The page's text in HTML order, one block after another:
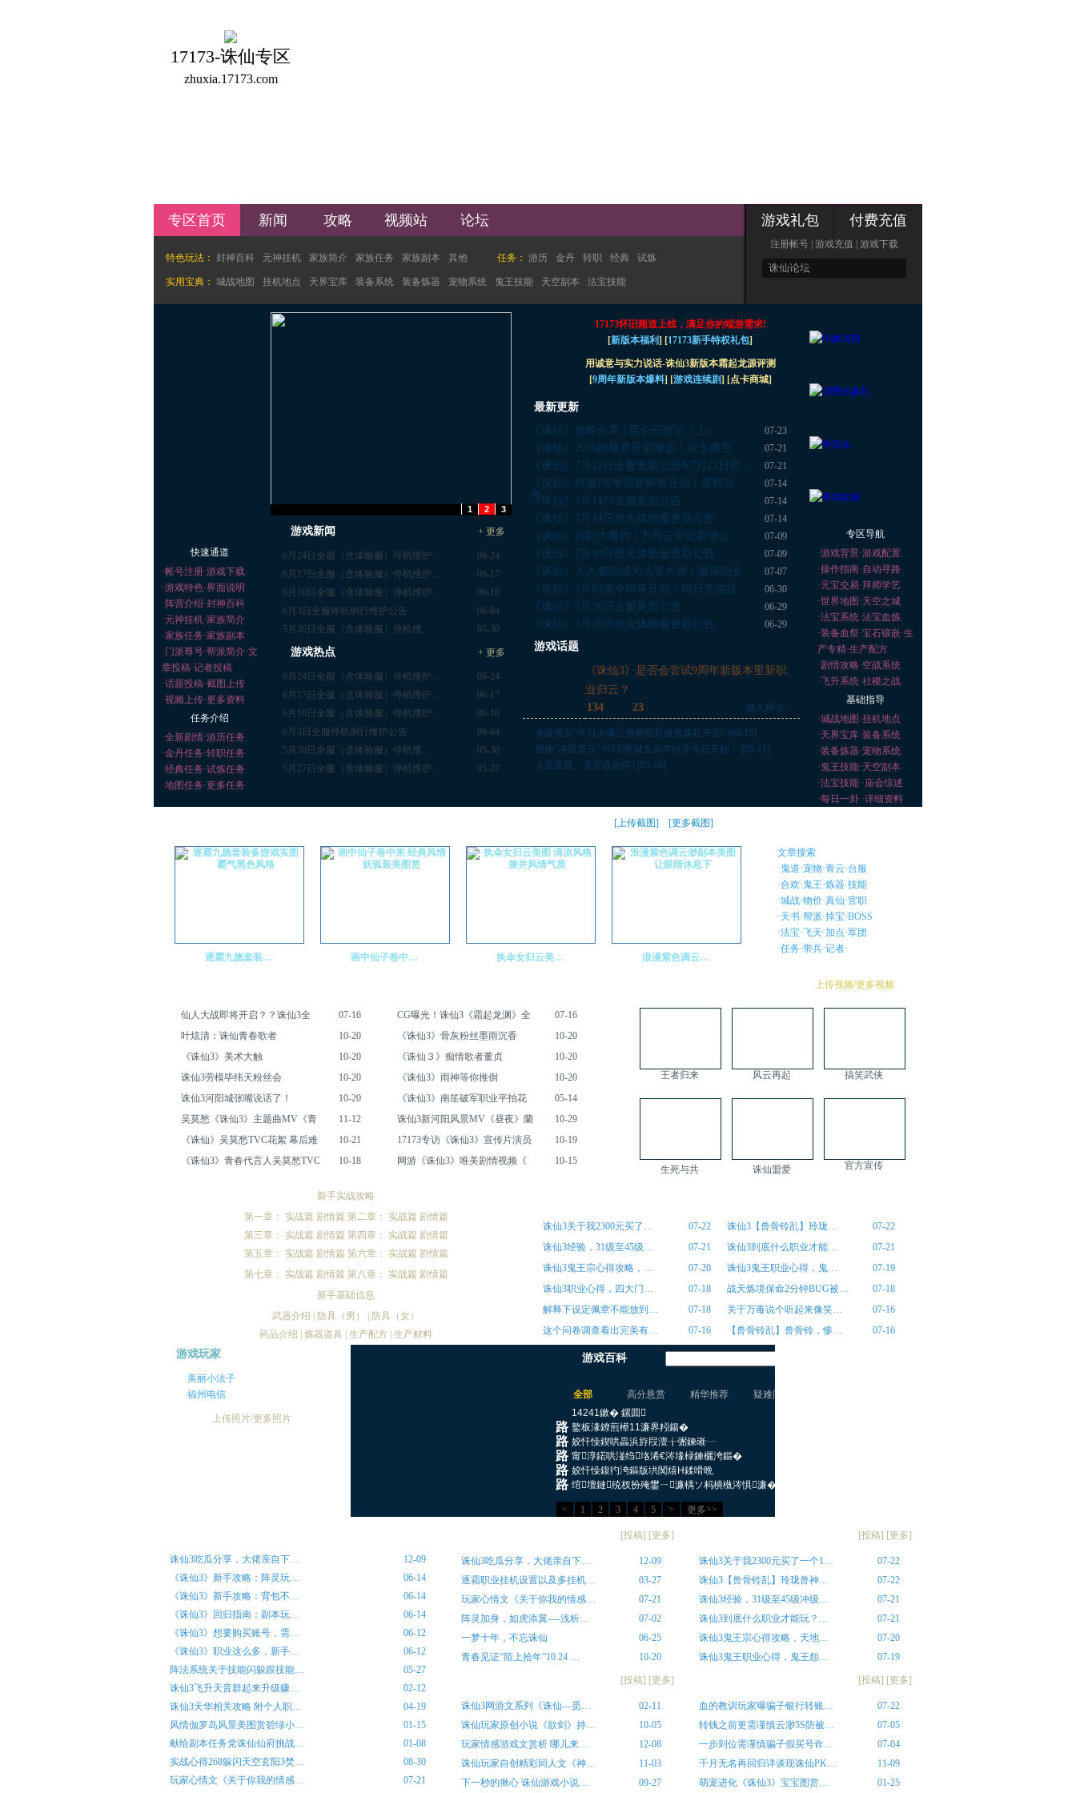
17173-诛仙专区
zhuxia.17173.com
专区首页 新闻 攻略 视频站 论坛
特色玩法： 封神百科 元神挂机 家族简介 家族任务 家族副本 其他 任务： 游历 金丹 转职 经典 试炼
实用宝典： 城战地图 挂机地点 天界宝库 装备系统 装备炼器 宠物系统 鬼王技能 天空副本 法宝技能
游戏礼包 付费充值
注册帐号 游戏充值 游戏下载
快速通道
·帐号注册·游戏下载
·游戏特色·界面说明
· 阵营介绍·封神百科
·元神挂机·家族简介
·家族任务·家族副本
·门派尊号·帮派简介·文
章投稿·记者投稿
·话题投稿·截图上传
·视频上传·更多资料
任务介绍
·全新剧情·游历任务
·金丹任务·转职任务
·经典任务·试炼任务
·地图任务·更多任务
1 2 3
游戏新闻 + 更多
06-24
6月24日全服（含体验服）停机维护…
06-17
6月17日全服（含体验服）停机维护…
06-10
6月10日全服（含体验服）停机维护…
06-04
6月3日全服停机例行维护公告
05-30
​5月30日全服（含体验服）停机维…
游戏热点 + 更多
06-24
6月24日全服（含体验服）停机维护…
06-17
6月17日全服（含体验服）停机维护…
06-10
6月10日全服（含体验服）停机维护…
06-04
6月3日全服停机例行维护公告
05-30
​5月30日全服（含体验服）停机维…
05-27
5月27日全服（含体验服）停机维护…
17173怀旧频道上线，满足你的端游需求!
[新版本福利] [17173新手特权礼包]
用诚意与实力说话-诛仙3新版本霜起龙源评测
[9周年新版本爆料] [游戏连续剧] [点卡商城]
最新更新
07-23
《诛仙》攻略分享 | 昆仑云游记（上）
07-21
《诛仙》2026跨服赛开启海选！双玉横空，…
07-21
《诛仙》7月21日全服更新公告&7月21日抢…
07-14
《诛仙》跨服PK争霸赛即将开启！赛程公
布…
07-14
《诛仙》7月14日全服更新公告
07-14
《诛仙》7月14日抢先体验服更新公告
07-09
《诛仙》河阳大事件 | 下周云游记新增云…
07-09
《诛仙》7月10日抢先体验服更新公告
07-07
《诛仙》人人都能成为法宝大师！最详细全…
06-30
《诛仙》7月昭签令即将开启！明日奖池提…
06-29
《诛仙》6月30日全服更新公告
06-29
《诛仙》6月30日抢先体验服更新公告
游戏话题
《诛仙3》是否会尝试9周年新版本里新职
业归云？
134
23 进入辩论...
决战青云"今日火爆公测两组新服携壕礼开启? [06-15]
迎接"决战青云" WEB商城九周年特卖今日开始！
[05-11]
人品质疑，天音该如何? [03-10]
专区导航
·游戏背景·游戏配置
·操作指南·自动寻路
·元宝交易·拜师学艺
·世界地图 ·天空之城
·法宝系统·法宝血炼
·装备血祭·宝石镶嵌·生
产专精·生产配方
·剧情攻略·空战系统
·飞升系统·社稷之战
基础指导
·城战地图 ·挂机地点
·天界宝库·装备系统
·装备炼器·宠物系统
· 鬼王技能·天空副本
·法宝技能 ·庙会综述
·每日一卦 ·详细资料
[上传截图] [更多截图]
逐霜九旒套装… 画中仙子卷中… 执伞女归云美… 浪漫紫色调云…
文章搜索
· 鬼道·宠物·青云·台服
·合欢· 鬼王·炼器·技能
·城战·物价·真仙·官职
·天书·帮派·掉宝·BOSS
·法宝·飞天·加点·军团
·任务·带兵·记者·
上传视频/更多视频
07-16
仙人大战即将开启？？诛仙3全 07-16
CG曝光！诛仙3《霜起龙渊》全
10-20
叶炫清：诛仙青春歌者 10-20
《诛仙3》骨灰粉丝墨雨沉香
10-20
《诛仙3》美术大触 10-20
《诛仙３》痴情歌者董贞
10-20
诛仙3劳模毕纬天粉丝会 10-20
《诛仙3》雨神等你推倒
10-20
诛仙3河阳城张嘴说话了！ 05-14
《诛仙3》南笙破军职业平拍花
11-12
吴莫愁《诛仙3》主题曲MV《青 10-29
诛仙3新河阳风景MV《昼夜》蘭
10-21
《诛仙》吴莫愁TVC花絮 幕后难 10-19
17173专访《诛仙3》宣传片演员
10-18
《诛仙3》青春代言人吴莫愁TVC 10-15
网游《诛仙3》唯美剧情视频《
王者归来 风云再起 搞笑武侠
生死与共 诛仙盟爱 官方宣传
新手实战攻略
第一章： 实战篇 剧情篇 第二章： 实战篇 剧情篇
第三章： 实战篇 剧情篇 第四章： 实战篇 剧情篇
第五章： 实战篇 剧情篇 第六章： 实战篇 剧情篇
第七章： 实战篇 剧情篇 第八章： 实战篇 剧情篇
新手基础信息
武器介绍
防具（男）
防具（女）
药品介绍
炼器道具 生产配方 生产材料
07-22
诛仙3关于我2300元买了… 07-22
诛仙3【兽骨铃乱】玲珑…
07-21
诛仙3经验，31级至45级… 07-21
诛仙3到底什么职业才能…
07-20
诛仙3鬼王宗心得攻略，… 07-19
诛仙3鬼王职业心得，鬼…
07-18
诛仙3职业心得，四大门… 07-18
战天炼境保命2分钟BUG被…
07-18
解释下设定佩章不能放到… 07-16
关于万毒说个听起来像笑…
07-16
这个问卷调查看出完美有… 07-16
【兽骨铃乱】兽骨铃，惨…
游戏玩家
美丽小法子
福州电信
上传照片/更多照片
12-09
诛仙3吃瓜分享，大佬亲自下…
06-14
《诛仙3》新手攻略：阵灵玩…
06-14
《诛仙3》新手攻略：背包不…
06-14
《诛仙3》回归指南：副本玩…
06-12
《诛仙3》想要购买账号，需…
06-12
《诛仙3》职业这么多，新手…
05-27
阵法系统关于技能闪躲跟技能…
02-12
诛仙3飞升天音群起来升级赚…
04-19
诛仙3天华相关攻略 附个人职…
01-15
风情伽罗岛风景美图赏碧绿小…
01-08
献给副本任务党诛仙仙府挑战…
08-30
实战心得268躲闪天空玄阳3焚…
07-21
玩家心情文《关于你我的情感…
[投稿] [更多]
12-09
诛仙3吃瓜分享，大佬亲自下…
03-27
逐霜职业挂机设置以及多挂机…
07-21
玩家心情文《关于你我的情感…
07-02
阵灵加身，如虎添翼----浅析…
06-25
一梦十年，不忘诛仙
10-20
青春见证“陌上拾年”10.24 …
[投稿] [更多]
02-11
诛仙3网游文系列《诛仙—觅…
10-05
诛仙玩家原创小说《欲剑》持…
12-08
玩家情感游戏文赏析 哪儿来…
11-03
诛仙玩家自创精彩同人文《神…
09-27
下一秒的揪心 诛仙游戏小说…
[投稿] [更多]
07-22
诛仙3关于我2300元买了一个1…
07-22
诛仙3【兽骨铃乱】玲珑兽神…
07-21
诛仙3经验，31级至45级冲级…
07-21
诛仙3到底什么职业才能玩？…
07-20
诛仙3鬼王宗心得攻略，天地…
07-19
诛仙3鬼王职业心得，鬼王怨…
[投稿] [更多]
07-22
血的教训玩家曝骗子银行转账…
07-05
转钱之前更需谨慎云渺5S防被…
07-04
一步到位需谨慎骗子假买号诈…
11-09
千月无名再回归详谈现诛仙PK…
01-25
萌宠进化《诛仙3》宝宝图赏…